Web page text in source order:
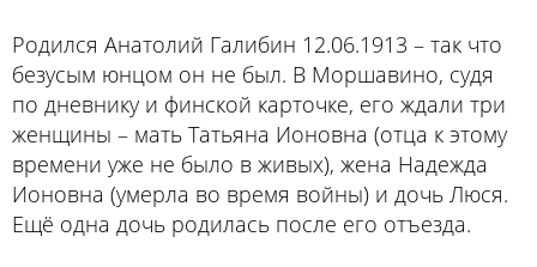
Родился Анатолий Галибин 12.06.1913 – так что
безусым юнцом он не был. В Моршавино, судя
по дневнику и финской карточке, его ждали три
женщины – мать Татьяна Ионовна (отца к этому
времени уже не было в живых), жена Надежда
Ионовна (умерла во время войны) и дочь Люся.
Ещё одна дочь родилась после его отъезда.